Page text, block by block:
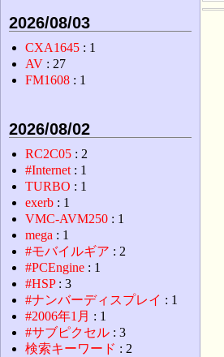
2026/08/03
CXA1645 : 1
AV : 27
FM1608 : 1
2026/08/02
RC2C05 : 2
#Internet : 1
TURBO : 1
exerb : 1
VMC-AVM250 : 1
mega : 1
#モバイルギア : 2
#PCEngine : 1
#HSP: 3
#ナンバーディスプレイ : 1
#2006年1月 : 1
#サブピクセル : 3
検索キーワード : 2